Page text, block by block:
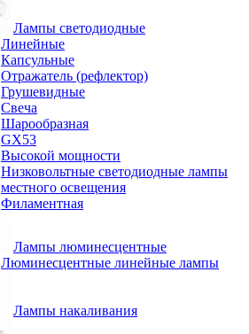
Лампы светодиодные
Линейные
Капсульные
Отражатель (рефлектор)
Грушевидные
Свеча
Шарообразная
GX53
Высокой мощности
Низковольтные светодиодные лампы
местного освещения
Филаментная
Лампы люминесцентные
Люминесцентные линейные лампы
Лампы накаливания